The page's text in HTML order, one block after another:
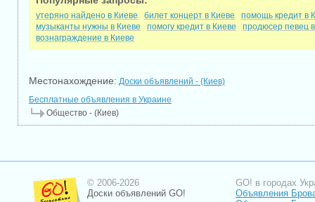
утеряно найдено в Киеве билет концерт в Киеве
помощь кредит в
музыканты нужны в Киеве
помогу кредит в Киеве
продюсер певец
вознаграждение в Киеве
Местонахождение: Доски объявлений - (Киев)
Бесплатные объявления в Украине
Общество - (Киев)
© 2006-2026
Доски объявлений GO!
GO! в городах
Объявления